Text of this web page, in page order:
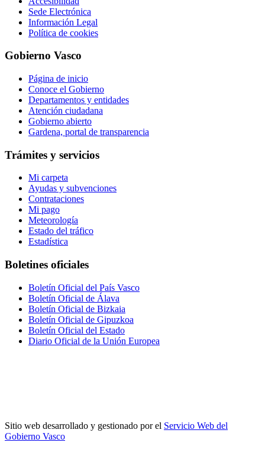
Sede Electrónica
Información Legal
Política de cookies
Gobierno Vasco
Página de inicio
Conoce el Gobierno
Departamentos y entidades
Atención ciudadana
Gobierno abierto
Gardena, portal de transparencia
Trámites y servicios
Mi carpeta
Ayudas y subvenciones
Contrataciones
Mi pago
Meteorología
Estado del tráfico
Estadística
Boletines oficiales
Boletín Oficial del País Vasco
Boletín Oficial de Álava
Boletín Oficial de Bizkaia
Boletín Oficial de Gipuzkoa
Boletín Oficial del Estado
Diario Oficial de la Unión Europea
Sitio web desarrollado y gestionado por el Servicio Web del
Gobierno Vasco